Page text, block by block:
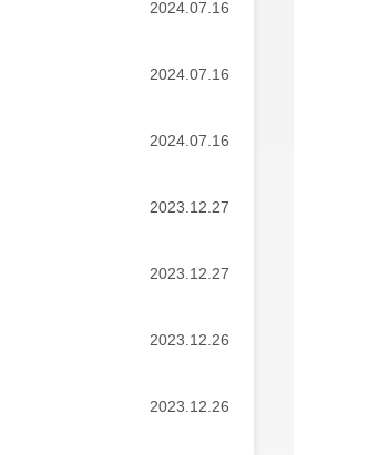
2024.07.16
2024.07.16
2024.07.16
2023.12.27
2023.12.27
2023.12.26
2023.12.26